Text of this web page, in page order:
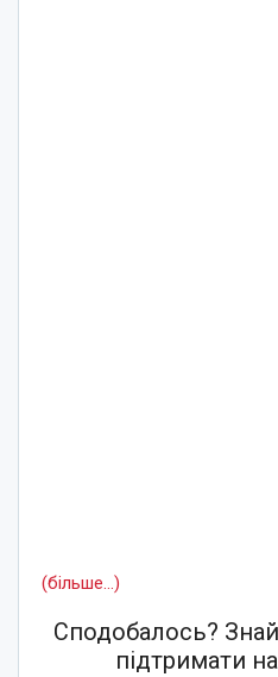
(більше…)
Сподобалось?
підтримати